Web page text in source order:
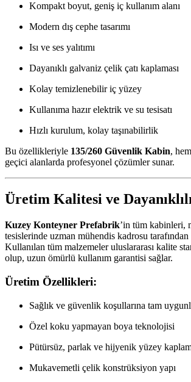
Kompakt boyut, geniş iç kullanım alanı
Modern dış cephe tasarımı
Isı ve ses yalıtımı
Dayanıklı galvaniz çelik çatı kaplaması
Kolay temizlenebilir iç yüzey
Kullanıma hazır elektrik ve su tesisatı
Hızlı kurulum, kolay taşınabilirlik
Bu özellikleriyle 135/260 Güvenlik Kabin,
geçici alanlarda profesyonel çözümler sunar.
Üretim Kalitesi ve
Kuzey Konteyner Prefabrik’in tüm kabinleri,
tesislerinde uzman mühendis kadrosu
Kullanılan tüm malzemeler uluslararası kalite
olup, uzun ömürlü kullanım garantisi sağlar.
Üretim Özellikleri:
Sağlık ve güvenlik koşullarına tam
Özel koku yapmayan boya teknolojisi
Pütürsüz, parlak ve hijyenik yüzey
Mukavemetli çelik konstrüksiyon yapı